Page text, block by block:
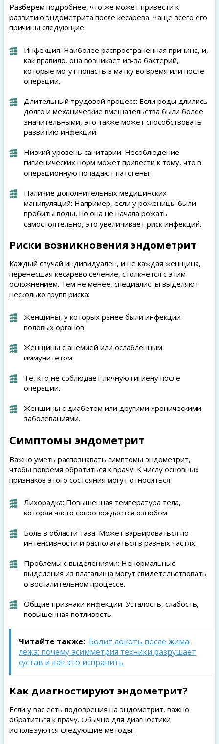
Разберем подробнее, что же может привести к
развитию эндометрита после кесарева. Чаще всего его
причины следующие:
Инфекция: Наиболее распространенная причина, и,
как правило, она возникает из-за бактерий,
которые могут попасть в матку во время или после
операции.
Длительный трудовой процесс: Если роды длились
долго и механические вмешательства были более
значительными, это также может способствовать
развитию инфекций.
Низкий уровень санитарии: Несоблюдение
гигиенических норм может привести к тому, что в
операционную попадают патогены.
Наличие дополнительных медицинских
манипуляций: Например, если у роженицы были
пробиты воды, но она не начала рожать
самостоятельно, это увеличивает риск инфекций.
Риски возникновения эндометрит
Каждый случай индивидуален, и не каждая женщина,
перенесшая кесарево сечение, столкнется с этим
осложнением. Тем не менее, специалисты выделяют
несколько групп риска:
Женщины, у которых ранее были инфекции
половых органов.
Женщины с анемией или ослабленным
иммунитетом.
Те, кто не соблюдает личную гигиену после
операции.
Женщины с диабетом или другими хроническими
заболеваниями.
Симптомы эндометрит
Важно уметь распознавать симптомы эндометрит,
чтобы вовремя обратиться к врачу. К числу основных
признаков этого состояния могут относиться:
Лихорадка: Повышенная температура тела,
которая часто сопровождается ознобом.
Боль в области таза: Может варьироваться по
интенсивности и располагаться в разных частях.
Проблемы с выделениями: Ненормальные
выделения из влагалища могут свидетельствовать
о воспалительном процессе.
Общие признаки инфекции: Усталость, слабость,
повышенная потливость.
Читайте также: Болит локоть после жима
лёжа: почему асимметрия техники разрушает
сустав и как это исправить
Как диагностируют эндометрит?
Если у вас есть подозрения на эндометрит, важно
обратиться к врачу. Обычно для диагностики
используются следующие методы: